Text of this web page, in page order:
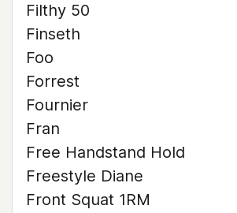
Filthy 50
Finseth
Foo
Forrest
Fournier
Fran
Free Handstand Hold
Freestyle Diane
Front Squat 1RM